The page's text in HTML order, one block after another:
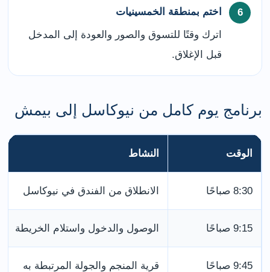
اختم بمنطقة الخمسينيات
اترك وقتًا للتسوق والصور والعودة إلى المدخل
قبل الإغلاق.
برنامج يوم كامل من نيوكاسل إلى بيمش
الوقت النشاط
8:30 صباحًا الانطلاق من الفندق في نيوكاسل
9:15 صباحًا الوصول والدخول واستلام الخريطة
9:45 صباحًا قرية المنجم والجولة المرتبطة به